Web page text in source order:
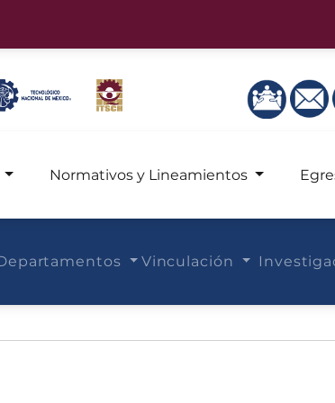
Normativos y Lineamientos
Vinculación